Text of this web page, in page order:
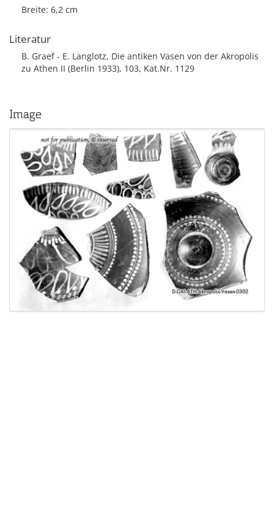
Breite: 6,2 cm
Literatur
B. Graef - E. Langlotz, Die antiken Vasen von der Akropolis
zu Athen II (Berlin 1933), 103, Kat.Nr. 1129
Image